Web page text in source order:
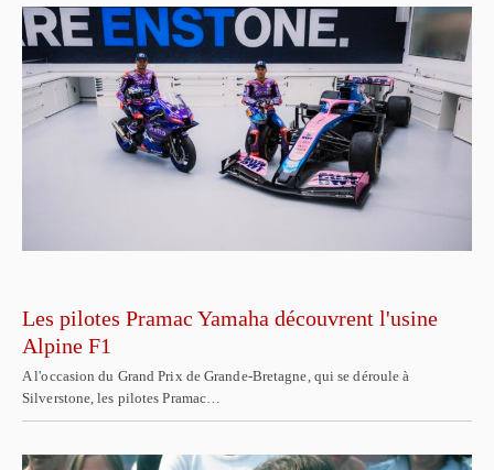
Les pilotes Pramac Yamaha découvrent l'usine
Alpine F1
A l'occasion du Grand Prix de Grande-Bretagne, qui se déroule à
Silverstone, les pilotes Pramac…